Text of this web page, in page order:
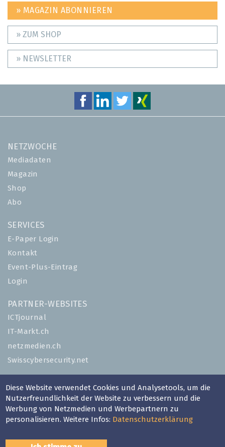
» MAGAZIN ABONNIEREN
» ZUM SHOP
» NEWSLETTER
NETZWOCHE
Mediadaten
Magazin
Shop
Abo
SERVICES
E-Paper Login
Kontakt
Event-Plus-Eintrag
Login
PARTNER-WEBSITES
ICTjournal
IT-Markt.ch
netzmedien.ch
Swisscybersecurity.net
© NETZMEDIEN AG 2026
Impressum
AGB
Datenschutzerklärung
Diese Website verwendet Cookies und Analysetools, um die
Nutzerfreundlichkeit der Website zu verbessern und die
Werbung von Netzmedien und Werbepartnern zu
personalisieren. Weitere Infos: Datenschutzerklärung